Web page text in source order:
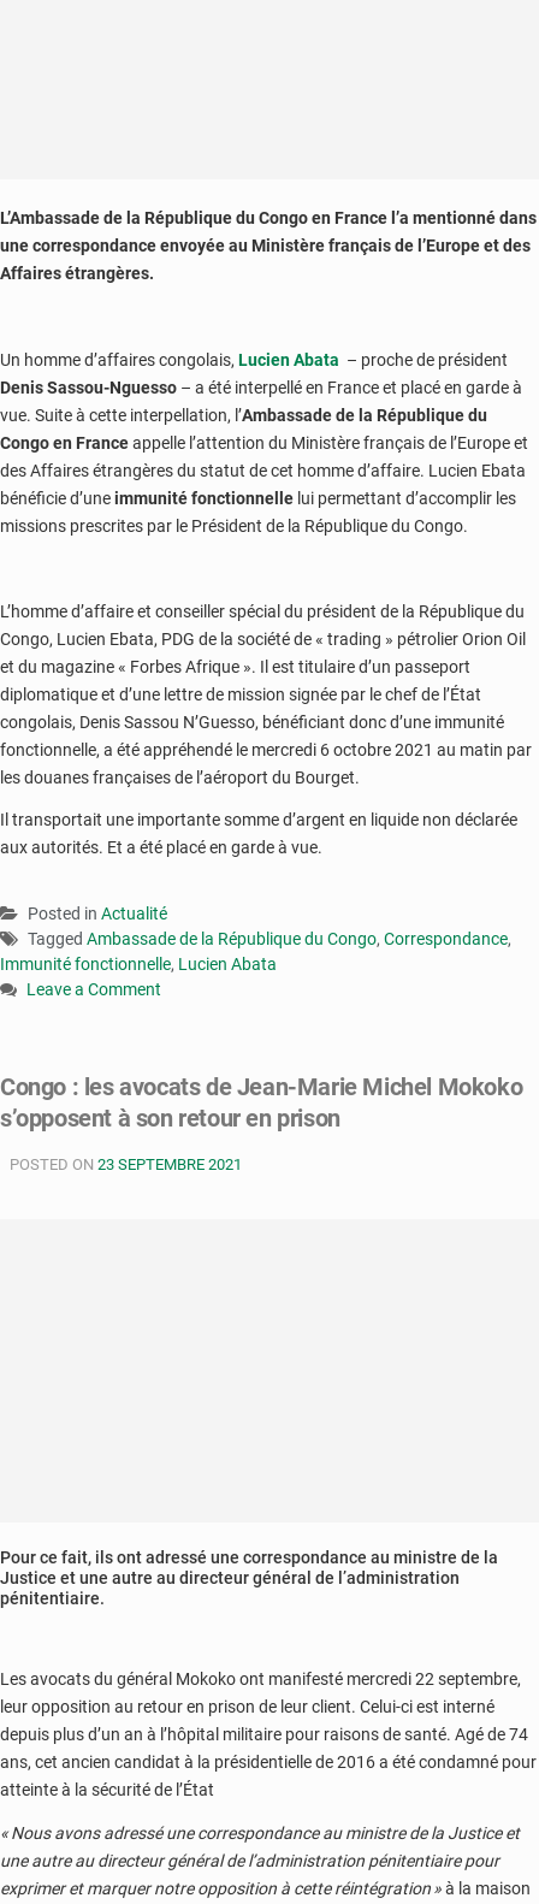
L’Ambassade de la République du Congo en France l’a mentionné dans
une correspondance envoyée au Ministère français de l’Europe et des
Affaires étrangères.
Un homme d’affaires congolais, Lucien Abata – proche de président
Denis Sassou-Nguesso – a été interpellé en France et placé en garde à
vue. Suite à cette interpellation, l’Ambassade de la République du
Congo en Franceappelle l’attention du Ministère français de l’Europe et
des Affaires étrangères du statut de cet homme d’affaire. Lucien Ebata
bénéficie d’uneimmunité fonctionnelle lui permettant d’accomplir les
missions prescrites par le Président de la République du Congo.
L’homme d’affaire et conseiller spécial du président de la République du
Congo, Lucien Ebata, PDG de la société de « trading » pétrolier Orion Oil
et du magazine « Forbes Afrique ». Il est titulaire d’un passeport
diplomatique et d’une lettre de mission signée par le chef de l’État
congolais, Denis Sassou N’Guesso, bénéficiant donc d’une immunité
fonctionnelle, a été appréhendé le mercredi 6 octobre 2021 au matin par
les douanes françaises de l’aéroport du Bourget.
Il transportait une importante somme d’argent en liquide non déclarée
aux autorités. Et a été placé en garde à vue.
Posted in Actualité
Tagged Ambassade de la République du Congo, Correspondance,
Immunité fonctionnelle, Lucien Abata
Leave a Comment
de
Lucien
:
Congo : les avocats de Jean-Marie Michel Mokoko
s’opposent à son retour en prison
POSTED ON 23 SEPTEMBRE 2021
Pour ce fait, ils ont adressé une correspondance au ministre de la
Justice et une autre au directeur général de l’administration
pénitentiaire.
Les avocats du général Mokoko ont manifesté mercredi 22 septembre,
leur opposition au retour en prison de leur client. Celui-ci est interné
depuis plus d’un an à l’hôpital militaire pour raisons de santé. Agé de 74
ans, cet ancien candidat à la présidentielle de 2016 a été condamné pour
atteinte à la sécurité de l’État
« Nous avons adressé une correspondance au ministre de la Justice et
une autre au directeur général de l’administration pénitentiaire pour
exprimer et marquer notre opposition à cette réintégration »à la maison